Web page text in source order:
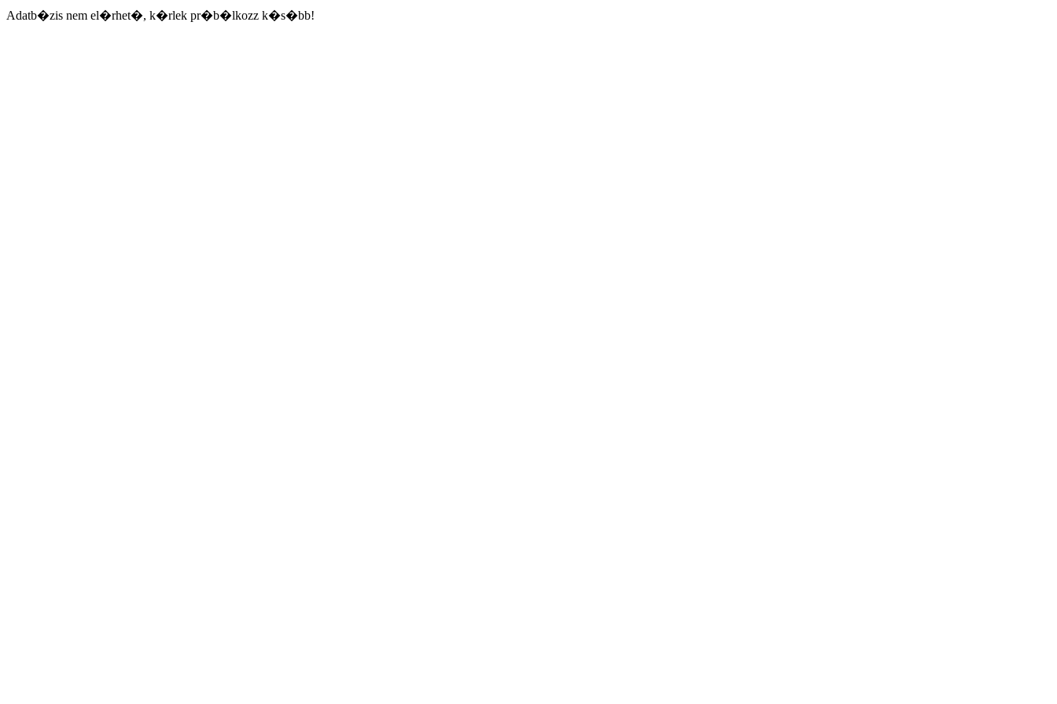
Adatb�zis nem el�rhet�, k�rlek pr�b�lkozz k�s�bb!